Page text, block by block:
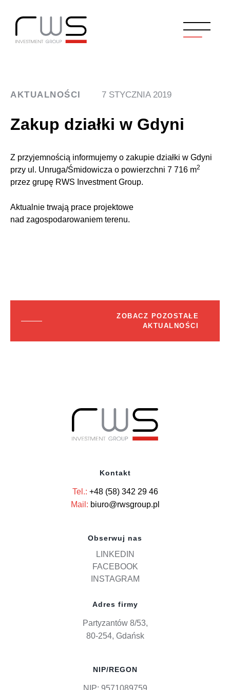
AKTUALNOŚCI 7 STYCZNIA 2019
Zakup działki w Gdyni
Z przyjemnością informujemy o zakupie działki w Gdyni
przy ul. Unruga/Śmidowicza o powierzchni 7 716 m2
przez grupę RWS Investment Group.
Aktualnie trwają prace projektowe
nad zagospodarowaniem terenu.
ZOBACZ POZOSTAŁE
AKTUALNOŚCI
Kontakt
Tel.: +48 (58) 342 29 46
Mail: biuro@rwsgroup.pl
Obserwuj nas
LINKEDIN
FACEBOOK
INSTAGRAM
Adres firmy
Partyzantów 8/53,
80-254, Gdańsk
NIP/REGON
NIP: 9571089759